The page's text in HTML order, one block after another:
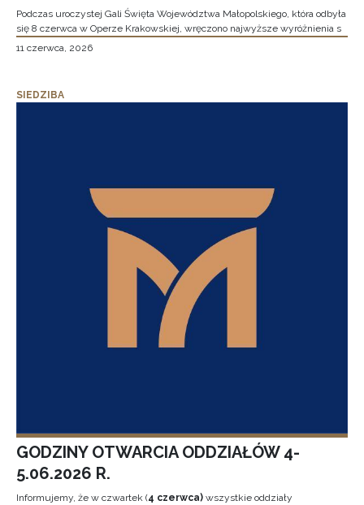
Podczas uroczystej Gali Święta Województwa Małopolskiego, która odbyła
się 8 czerwca w Operze Krakowskiej, wręczono najwyższe wyróżnienia s
11 czerwca, 2026
SIEDZIBA
GODZINY OTWARCIA ODDZIAŁÓW 4-
5.06.2026 R.
Informujemy, że w czwartek (4 czerwca) wszystkie oddziały